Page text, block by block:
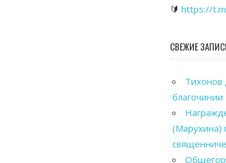
🔰 https://
СВЕЖИЕ
Тихонов
благочинии
(Марухина)